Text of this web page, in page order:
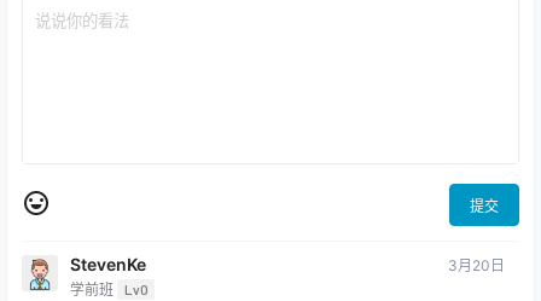
提交
StevenKe
学前班 Lv0
3月20日